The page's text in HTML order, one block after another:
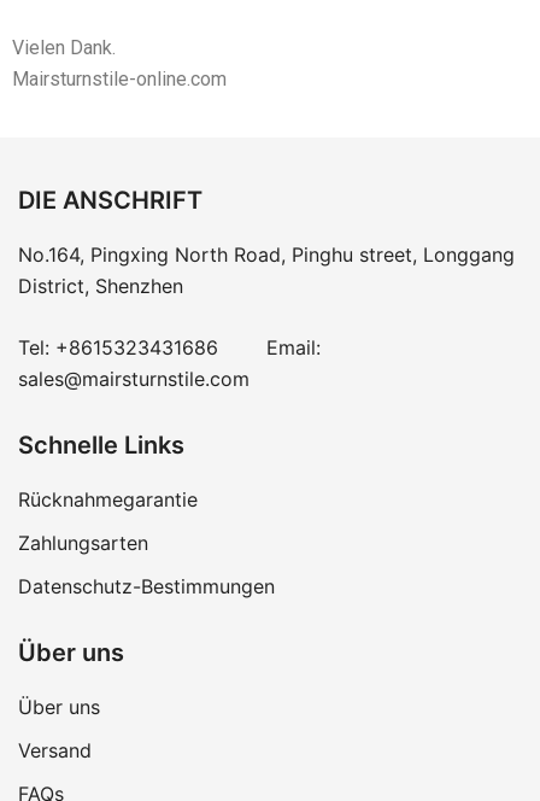
Vielen Dank.
Mairsturnstile-online.com
DIE ANSCHRIFT
No.164, Pingxing North Road, Pinghu street, Longgang
District, Shenzhen
Tel: +8615323431686 Email:
sales@mairsturnstile.com
Schnelle Links
Rücknahmegarantie
Zahlungsarten
Datenschutz-Bestimmungen
Über uns
Über uns
Versand
FAQs